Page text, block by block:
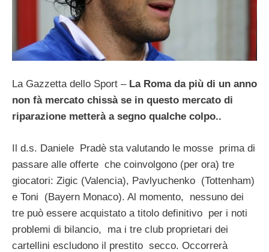
La Gazzetta dello Sport – La Roma da più di un anno
non fà mercato chissà se in questo mercato di
riparazione metterà a segno qualche colpo..
Il d.s. Daniele Pradè sta valutando le mosse prima di
passare alle offerte che coinvolgono (per ora) tre
giocatori: Zigic (Valencia), Pavlyuchenko (Tottenham)
e Toni (Bayern Monaco). Al momento, nessuno dei
tre può essere acquistato a titolo definitivo per i noti
problemi di bilancio, ma i tre club proprietari dei
cartellini escludono il prestito secco. Occorrerà